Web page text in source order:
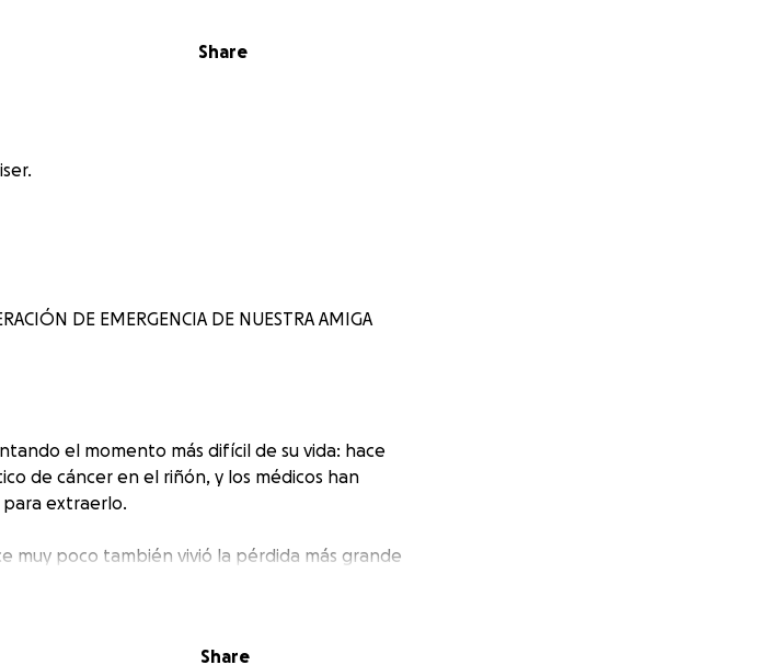
Share
DE EMERGENCIA DE NUESTRA AMIGA
el momento más difícil de su vida: hace
de cáncer en el riñón, y los médicos han
extraerlo.
muy poco también vivió la pérdida más grande
nacido falleció con tan solo tres días de
tiene un esposo que está profundamente
Share